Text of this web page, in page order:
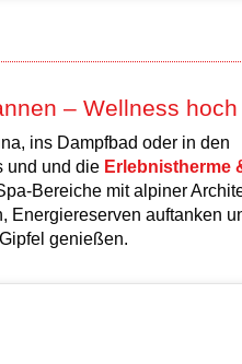
– Wellness
ins Dampfbad oder in den
und und die Erlebnistherme
Bereiche mit alpiner
Energiereserven auftanken
genießen.